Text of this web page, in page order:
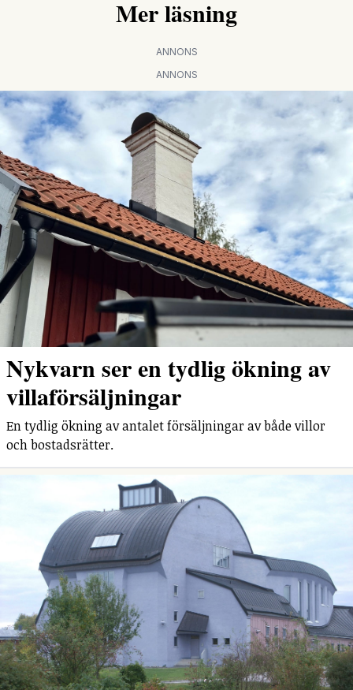
Mer läsning
ANNONS
ANNONS
Nykvarn ser en tydlig ökning av
villaförsäljningar
En tydlig ökning av antalet försäljningar av både villor
och bostadsrätter.